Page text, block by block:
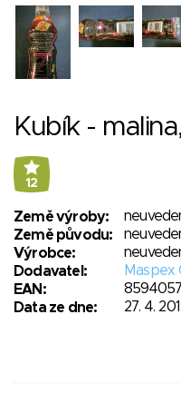
Kubík -
12
Země výroby:
Země původu:
Výrobce:
Dodavatel:
Maspex
EAN:
Data ze dne:
27. 4.